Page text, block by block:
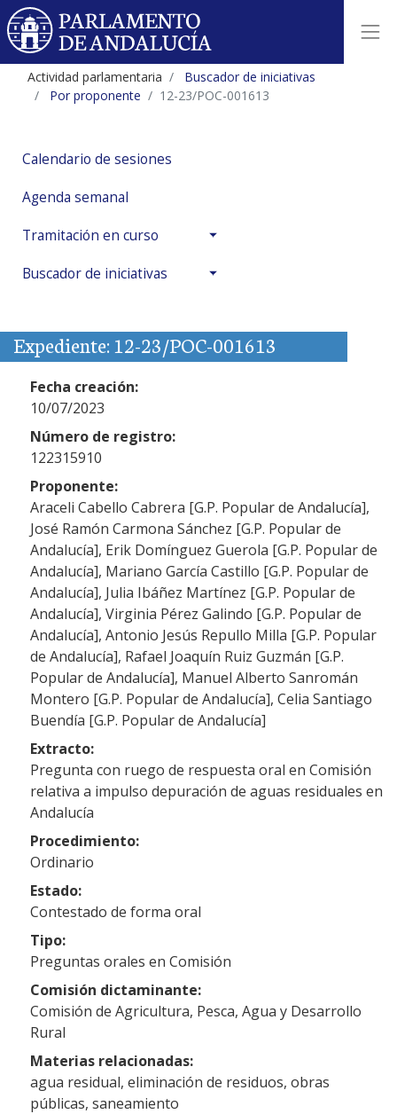
Actividad parlamentaria
Buscador de iniciativas
Por proponente
12-23/POC-001613
Calendario de sesiones
Agenda semanal
Tramitación en curso
Buscador de iniciativas
Expediente: 12-23/POC-001613
Fecha creación:
10/07/2023
Número de registro:
122315910
Proponente:
Araceli Cabello Cabrera [G.P. Popular de Andalucía],
José Ramón Carmona Sánchez [G.P. Popular de
Andalucía], Erik Domínguez Guerola [G.P. Popular de
Andalucía], Mariano García Castillo [G.P. Popular de
Andalucía], Julia Ibáñez Martínez [G.P. Popular de
Andalucía], Virginia Pérez Galindo [G.P. Popular de
Andalucía], Antonio Jesús Repullo Milla [G.P. Popular
de Andalucía], Rafael Joaquín Ruiz Guzmán [G.P.
Popular de Andalucía], Manuel Alberto Sanromán
Montero [G.P. Popular de Andalucía], Celia Santiago
Buendía [G.P. Popular de Andalucía]
Extracto:
Pregunta con ruego de respuesta oral en Comisión
relativa a impulso depuración de aguas residuales en
Andalucía
Procedimiento:
Ordinario
Estado:
Contestado de forma oral
Tipo:
Preguntas orales en Comisión
Comisión dictaminante:
Comisión de Agricultura, Pesca, Agua y Desarrollo
Rural
Materias relacionadas:
agua residual, eliminación de residuos, obras
públicas, saneamiento